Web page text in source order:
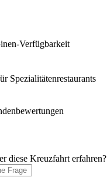
Verfügbarkeit
Spezialitätenrestaurants
diese Kreuzfahrt erfahren?